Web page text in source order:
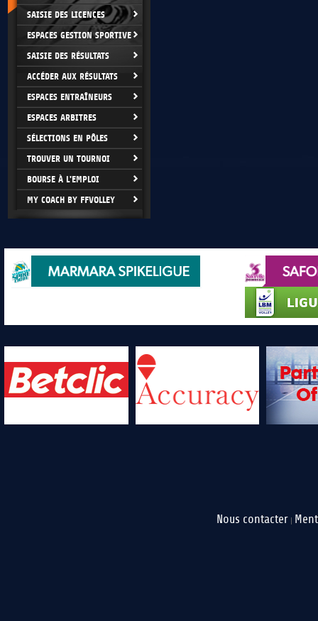
SAISIE DES LICENCES
ESPACES GESTION SPORTIVE
SAISIE DES RÉSULTATS
ACCÉDER AUX RÉSULTATS
ESPACES ENTRAÎNEURS
ESPACES ARBITRES
SÉLECTIONS EN PÔLES
TROUVER UN TOURNOI
BOURSE À L'EMPLOI
MY COACH BY FFVOLLEY
Nous contacter |